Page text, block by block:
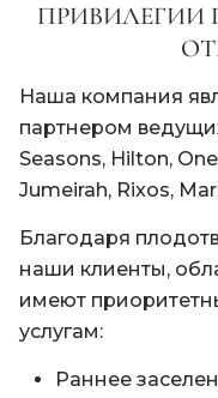
ПРИВИЛЕГИИ
Наша компания
партнером
Seasons, Hilton,
Jumeirah, Rixos,
Благодаря
наши клиенты,
имеют
услугам:
Раннее